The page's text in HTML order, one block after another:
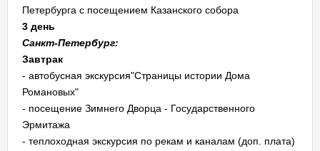
Петербурга с посещением Казанского собора
3 день
Санкт-Петербург:
Завтрак
- автобусная экскурсия"Страницы истории Дома
Романовых"
- посещение Зимнего Дворца - Государственного
Эрмитажа
- теплоходная экскурсия по рекам и каналам (доп. плата)